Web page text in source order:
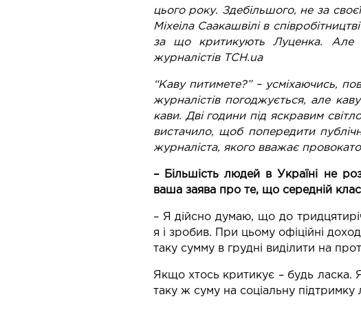
цього року. Здебільшого, не за
Міхеіла Саакашвілі в
за що критикують Луценка. Але
журналістів ТСН.ua
“Каву питимете?” – усміхаючись,
журналістів погоджується, але
кави. Дві години під яскравим
вистачило, щоб попередити
журналіста, якого вважає
– Більшість людей в Україні не
ваша заява про те, що середній
– Я дійсно думаю, що до
я і зробив. При цьому офіційні
таку сумму в грудні виділити на
Якщо хтось критикує – будь ласка.
таку ж суму на соціальну